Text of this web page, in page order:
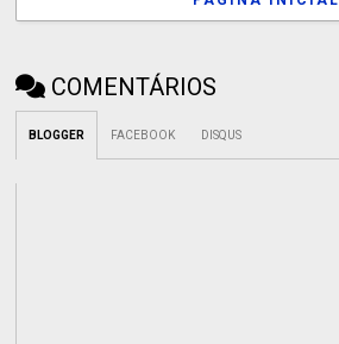
COMENTÁRIOS
BLOGGER FACEBOOK DISQUS